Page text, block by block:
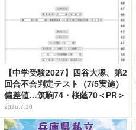
【中学受験2027】四谷大塚、第2
回合不合判定テスト（7/5実施）
偏差値…筑駒74・桜蔭70＜PR＞
2026.7.10